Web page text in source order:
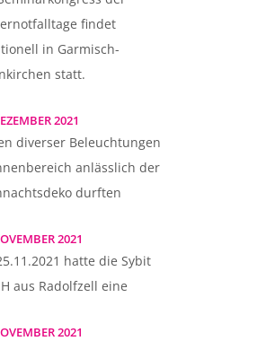
findet
in Garmisch-
statt.
2021
diverser Beleuchtungen
anlässlich der
durften
2021
hatte die Sybit
aus Radolfzell eine
2021